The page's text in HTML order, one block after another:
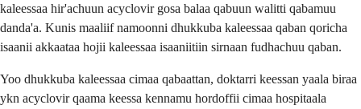
kaleessaa hir'achuun acyclovir gosa balaa qabuun walitti qabamuu
danda'a. Kunis maaliif namoonni dhukkuba kaleessaa qaban qoricha
isaanii akkaataa hojii kaleessaa isaaniitiin sirnaan fudhachuu qaban.
Yoo dhukkuba kaleessaa cimaa qabaattan, doktarri keessan yaala biraa
ykn acyclovir qaama keessa kennamu hordoffii cimaa hospitaala